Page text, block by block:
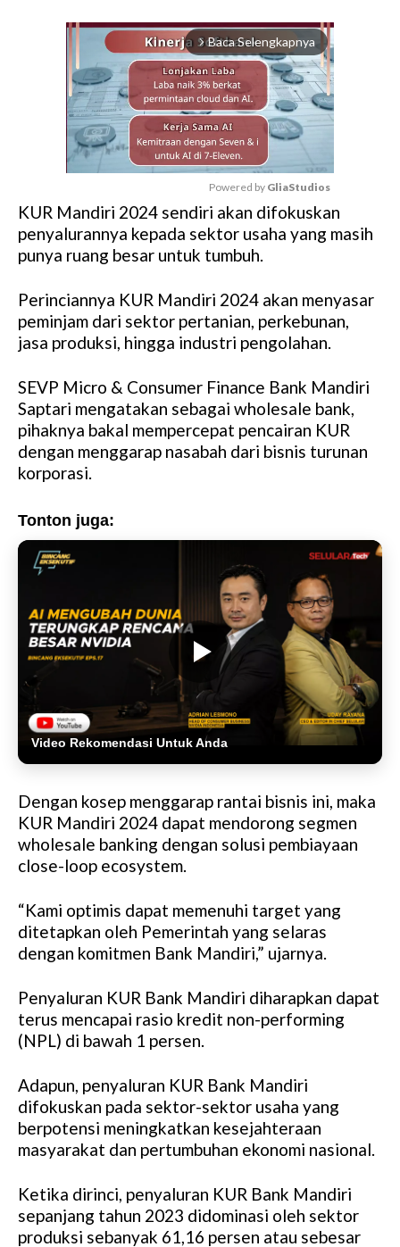
arrow_forward_ios Baca Selengkapnya
M
u
Powered by GliaStudios
KUR Mandiri 2024 sendiri akan difokuskan
penyalurannya kepada sektor usaha yang masih
punya ruang besar untuk tumbuh.
Perinciannya KUR Mandiri 2024 akan menyasar
peminjam dari sektor pertanian, perkebunan,
jasa produksi, hingga industri pengolahan.
SEVP Micro & Consumer Finance Bank Mandiri
Saptari mengatakan sebagai wholesale bank,
pihaknya bakal mempercepat pencairan KUR
dengan menggarap nasabah dari bisnis turunan
korporasi.
Tonton juga:
Video Rekomendasi Untuk Anda
Dengan kosep menggarap rantai bisnis ini, maka
KUR Mandiri 2024 dapat mendorong segmen
wholesale banking dengan solusi pembiayaan
close-loop ecosystem.
“Kami optimis dapat memenuhi target yang
ditetapkan oleh Pemerintah yang selaras
dengan komitmen Bank Mandiri,” ujarnya.
Penyaluran KUR Bank Mandiri diharapkan dapat
terus mencapai rasio kredit non-performing
(NPL) di bawah 1 persen.
Adapun, penyaluran KUR Bank Mandiri
difokuskan pada sektor-sektor usaha yang
berpotensi meningkatkan kesejahteraan
masyarakat dan pertumbuhan ekonomi nasional.
Ketika dirinci, penyaluran KUR Bank Mandiri
sepanjang tahun 2023 didominasi oleh sektor
produksi sebanyak 61,16 persen atau sebesar